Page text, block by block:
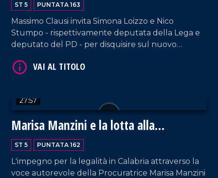
ST 5 PUNTATA 163
Massimo Clausi invita Simona Loizzo e Nico
Stumpo - rispettivamente deputata della Lega e
deputato del PD - per disquisire sul nuovo
polemiche.
27:57
Marisa Manzini e la lotta alla
'Ndrangheta
ST 5 PUNTATA 162
L'impegno per la legalità in Calabria attraverso la
voce autorevole della Procuratrice Marisa Manzini
VAI AL TITOLO
VAI AL TITOLO